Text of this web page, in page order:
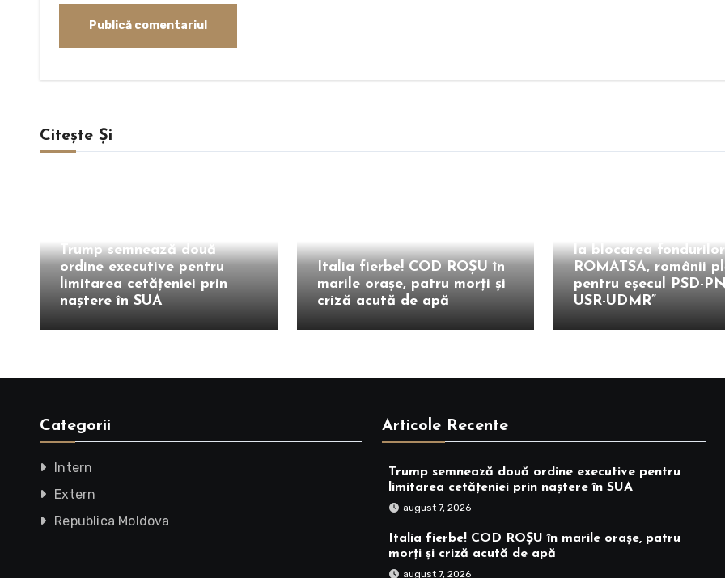
Citește Și
Trump semnează două
ordine executive pentru
limitarea cetățeniei prin
naștere în SUA
Italia fierbe! COD ROȘU în
marile orașe, patru morți și
criză acută de apă
la blocarea fondurilor
ROMATSA, românii
pentru eșecul PSD-
USR-UDMR”
Categorii
Intern
Extern
Republica Moldova
Articole Recente
Trump semnează două ordine executive pentru
limitarea cetățeniei prin naștere în SUA
august 7, 2026
Italia fierbe! COD ROȘU în marile orașe, patru
morți și criză acută de apă
august 7, 2026